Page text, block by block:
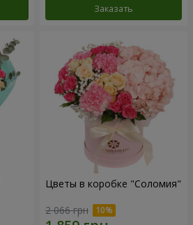
Заказать
Цветы в коробке "Соломия"
2 066 грн